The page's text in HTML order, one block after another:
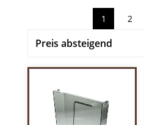
Seite
1 Seite
2